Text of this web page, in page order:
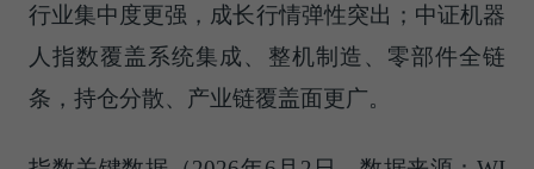
行业集中度更强，成长行情弹性突出；中证机器
人指数覆盖系统集成、整机制造、零部件全链
条，持仓分散、产业链覆盖面更广。